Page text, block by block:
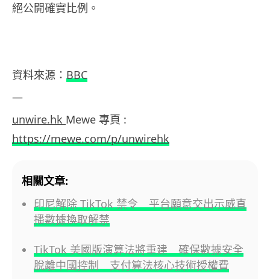
絕公開確實比例。
資料來源： BBC
—
unwire.hk Mewe 專頁 :
https://mewe.com/p/unwirehk
相關文章:
印尼解除 TikTok 禁令 平台願意交出示威直
播數據換取解禁
TikTok 美國版演算法將重建 確保數據安全
脫離中國控制 支付算法核心技術授權費